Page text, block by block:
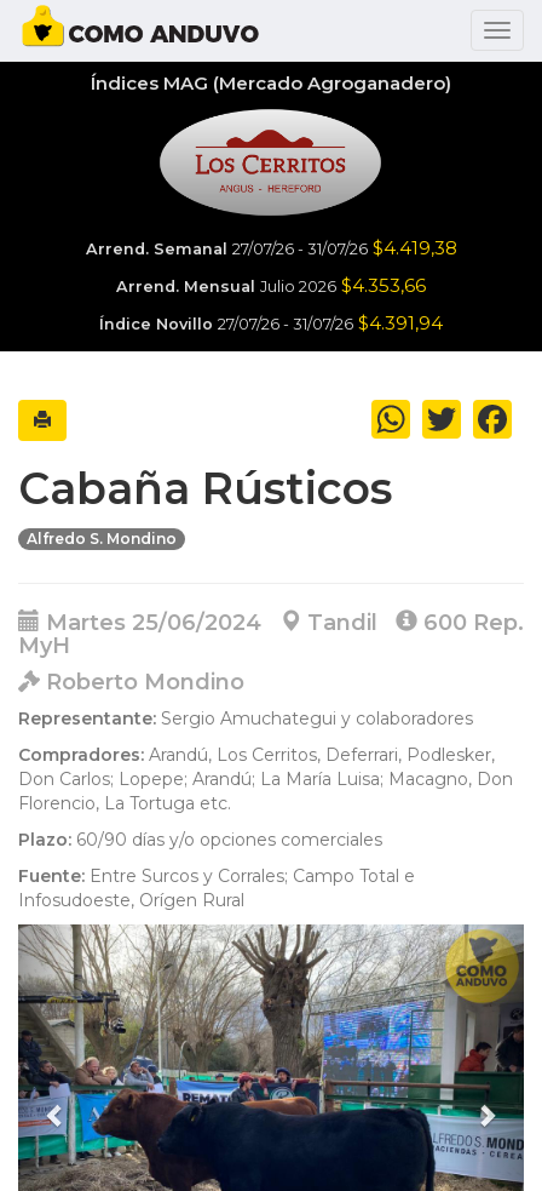
Índices MAG (Mercado Agroganadero)
Arrend. Semanal 27/07/26 - 31/07/26 $4.419,38
Arrend. Mensual Julio 2026 $4.353,66
Índice Novillo 27/07/26 - 31/07/26 $4.391,94
WhatsApp
Twitter
Cabaña Rústicos
Alfredo S. Mondino
Martes 25/06/2024 Tandil
600 Rep.
MyH
Roberto Mondino
Representante: Sergio Amuchategui y colaboradores
Compradores: Arandú, Los Cerritos, Deferrari, Podlesker,
Don Carlos; Lopepe; Arandú; La María Luisa; Macagno, Don
Florencio, La Tortuga etc.
Plazo: 60/90 días y/o opciones comerciales
Fuente: Entre Surcos y Corrales; Campo Total e
Infosudoeste, Orígen Rural
Anterior